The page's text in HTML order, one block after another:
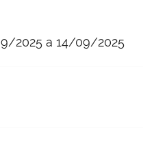
2025 a 14/09/2025